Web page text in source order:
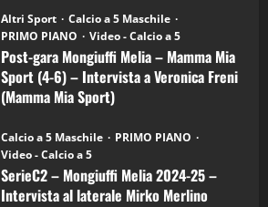
Post-
gara
Mongiuffi
Melia
–
Mamma
Mia
Sport
6)
–
Intervista
a
mister
Arturo
Altri Sport
Calcio a 5 Maschile
PRIMO PIANO
Video - Calcio a 5
Post-gara Mongiuffi Melia – Mamma Mia
Sport (4-6) – Intervista a Veronica Freni
(Mamma Mia Sport)
Calcio a 5 Maschile
PRIMO PIANO
Video - Calcio a 5
SerieC2 – Mongiuffi Melia 2024-25 –
Intervista al laterale Mirko Merlino
"SportEmpire" in Podcast Sport News
“SportEmpire” in Podcast: 29^ Puntata
(Martedi 28 Aprile 2026)
28/04/2026
"SportEmpire" in Podcast
“SportEmpire” in Podcast: 28^ Puntata
(Martedi 21 Aprile 2026)